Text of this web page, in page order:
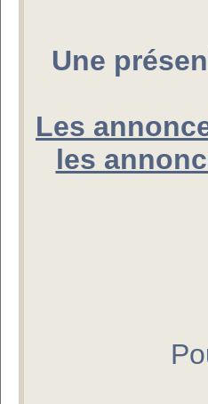
Une
Les
les